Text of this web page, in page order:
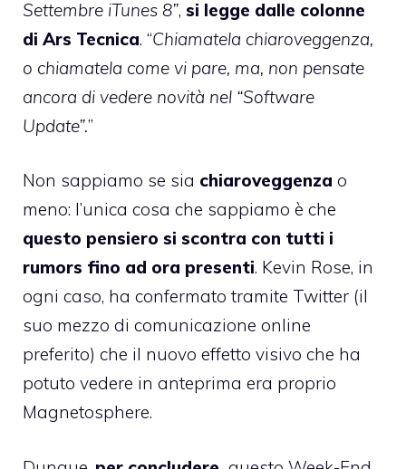
Settembre iTunes 8”, si legge dalle colonne
di Ars Tecnica. “Chiamatela chiaroveggenza,
o chiamatela come vi pare, ma, non pensate
ancora di vedere novità nel “Software
Update”.”
Non sappiamo se sia chiaroveggenza o
meno: l’unica cosa che sappiamo è che
questo pensiero si scontra con tutti i
rumors fino ad ora presenti. Kevin Rose, in
ogni caso, ha confermato tramite Twitter (il
suo mezzo di comunicazione online
preferito) che il nuovo effetto visivo che ha
potuto vedere in anteprima era proprio
Magnetosphere.